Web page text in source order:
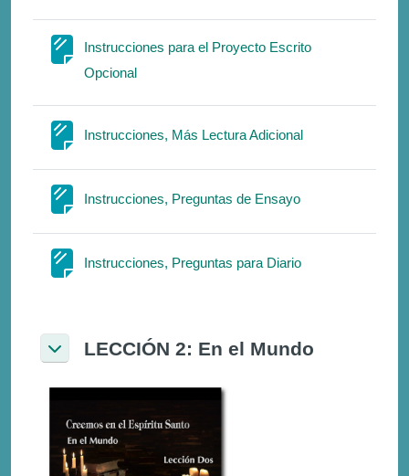
Instrucciones para el Proyecto Escrito
OpcionalPágina
Instrucciones, Más Lectura AdicionalPágina
Instrucciones, Preguntas de EnsayoPágina
Instrucciones, Preguntas para DiarioPágina
ColapsarLECCIÓN 2: En el Mundo